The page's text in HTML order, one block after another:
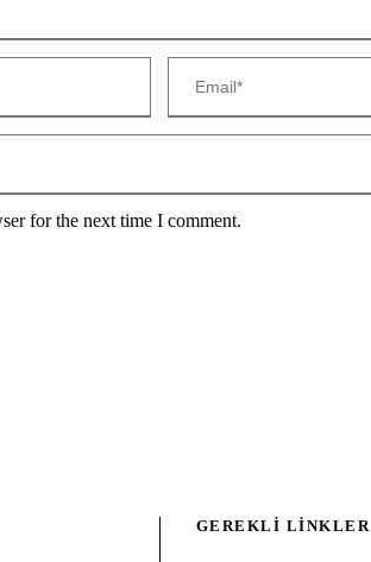
for the next time I comment.
GEREKLI LINKLER